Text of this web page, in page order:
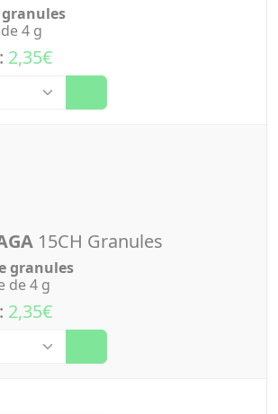
granules
4 g
2,35€
15CH Granules
granules
de 4 g
2,35€